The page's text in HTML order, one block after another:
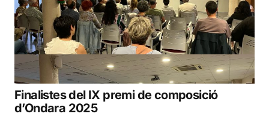
Finalistes del IX premi de composició
d’Ondara 2025